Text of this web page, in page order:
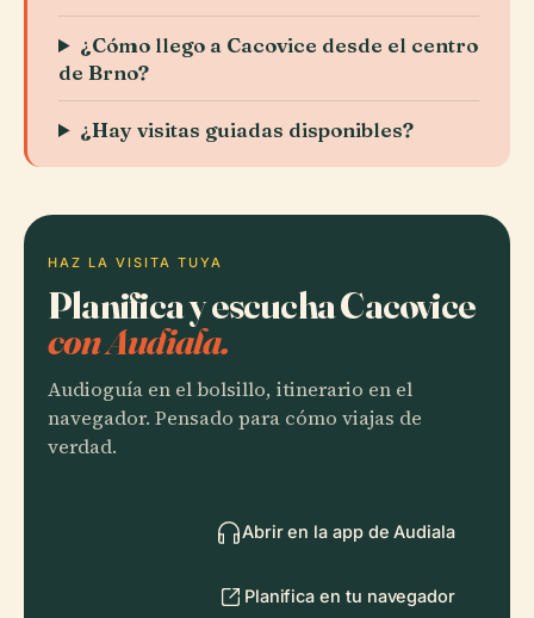
¿Cómo llego a Cacovice desde el centro
de Brno?
¿Hay visitas guiadas disponibles?
HAZ LA VISITA TUYA
Planifica y escucha Cacovice
con Audiala.
Audioguía en el bolsillo, itinerario en el
navegador. Pensado para cómo viajas de
verdad.
Abrir en la app de Audiala
Planifica en tu navegador